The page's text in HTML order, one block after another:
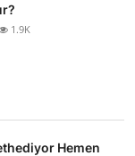
1.9K
Hemen